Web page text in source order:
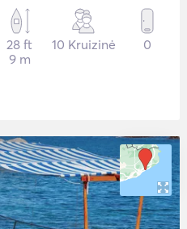
28 ft
9 m
10 Kruizinė 0